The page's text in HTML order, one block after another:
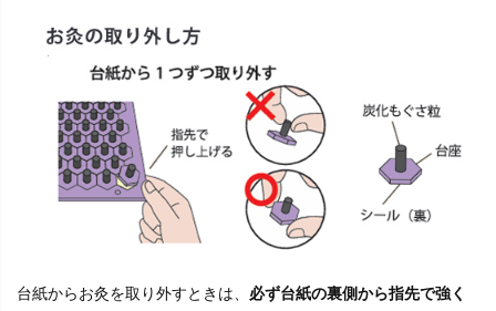
台紙からお灸を取り外すときは、 必ず台紙の裏側から指先で強く